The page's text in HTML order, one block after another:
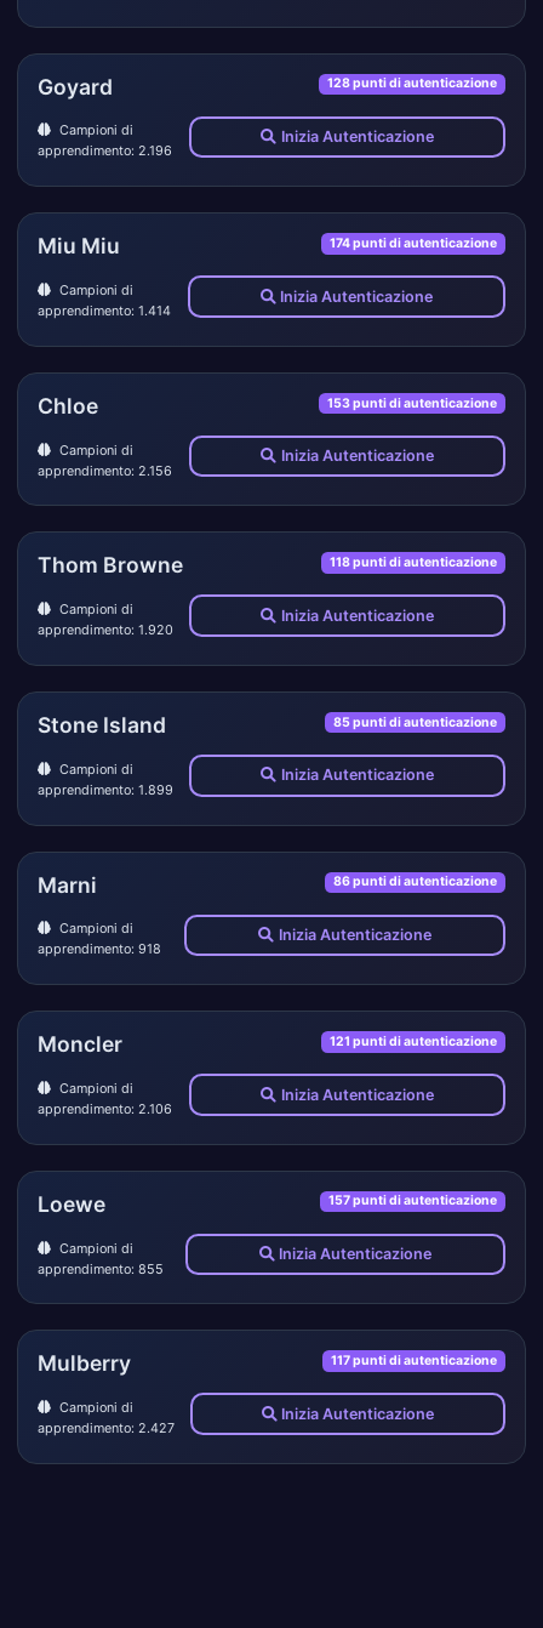
Goyard 128 punti di autenticazione
Campioni di
apprendimento: 2.196
Inizia Autenticazione
Miu Miu 174 punti di autenticazione
Campioni di
apprendimento: 1.414
Inizia Autenticazione
Chloe 153 punti di autenticazione
Campioni di
apprendimento: 2.156
Inizia Autenticazione
Thom Browne 118 punti di autenticazione
Campioni di
apprendimento: 1.920
Inizia Autenticazione
Stone Island 85 punti di autenticazione
Campioni di
apprendimento: 1.899
Inizia Autenticazione
Marni 86 punti di autenticazione
Campioni di
apprendimento: 918
Inizia Autenticazione
Moncler 121 punti di autenticazione
Campioni di
apprendimento: 2.106
Inizia Autenticazione
Loewe 157 punti di autenticazione
Campioni di
apprendimento: 855
Inizia Autenticazione
Mulberry 117 punti di autenticazione
Campioni di
apprendimento: 2.427
Inizia Autenticazione